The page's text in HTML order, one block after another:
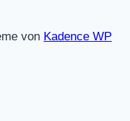
von Kadence WP